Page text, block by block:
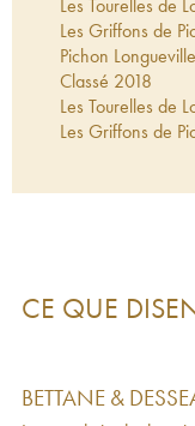
Les Tourelles de
Les Griffons de
Pichon
Classé 2018
Les Tourelles de
Les Griffons de
Les Griffons de
Classé 2015
Les Tourelles de
CE QUE
BETTANE &